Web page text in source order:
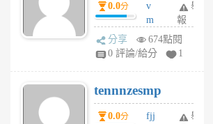
月
前
0.0分
v
m
sg
sr
6
個
月
舉
報
分享
674點閱
0 評論/給分
1
tennnzesmp
0.0分
fjj
舉